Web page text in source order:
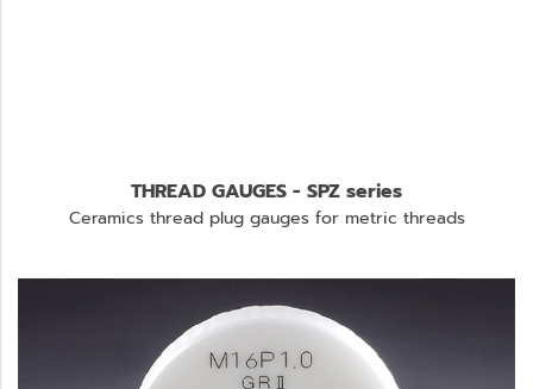
THREAD GAUGES - SPZ series
Ceramics thread plug gauges for metric threads